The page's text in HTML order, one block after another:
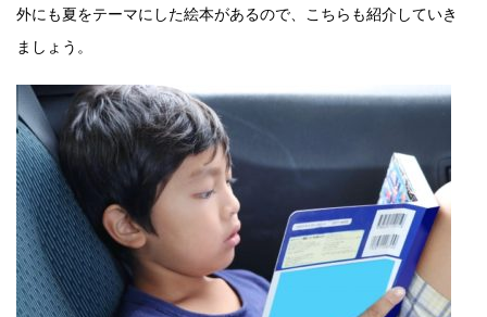
外にも夏をテーマにした絵本があるので、こちらも紹介していき
ましょう。